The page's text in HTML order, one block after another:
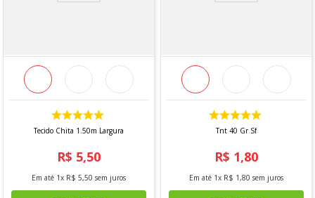
Para pedidos acima de 10 metros, é possível que haja
fracionamento do corte.
Tecido Chita 1.50m Largura
R$ 5,50
Em até 1x R$ 5,50 sem juros
Tnt 40 Gr Sf
R$ 1,80
Em até 1x R$ 1,80 sem juros